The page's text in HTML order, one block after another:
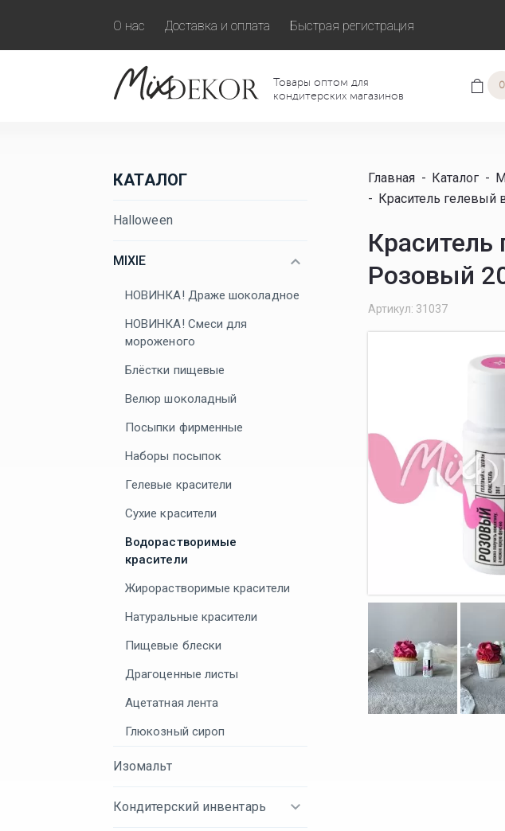
О нас Доставка и оплата Быстрая регистрация
Товары оптом для
кондитерских магазинов
0
КАТАЛОГ
Halloween
MIXIE
НОВИНКА! Драже шоколадное
НОВИНКА! Смеси для
мороженого
Блёстки пищевые
Велюр шоколадный
Посыпки фирменные
Наборы посыпок
Гелевые красители
Сухие красители
Водорастворимые
красители
Жирорастворимые красители
Натуральные красители
Пищевые блески
Драгоценные листы
Ацетатная лента
Глюкозный сироп
Изомальт
Кондитерский инвентарь
Главная - Каталог -
- Краситель гелевый
Розовый
Артикул: 31037